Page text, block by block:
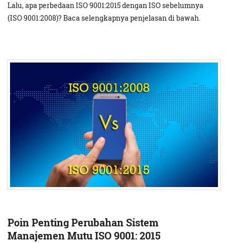
Lalu, apa perbedaan ISO 9001:2015 dengan ISO sebelumnya
(ISO 9001:2008)? Baca selengkapnya penjelasan di bawah.
Poin Penting Perubahan Sistem
Manajemen Mutu ISO 9001: 2015